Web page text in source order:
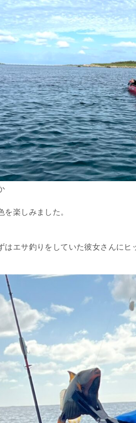
楽しみました。
はエサ釣りをしていた彼女さんにヒ